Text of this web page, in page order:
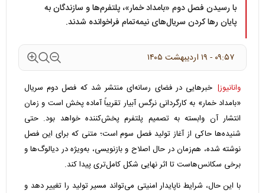
با رسیدن فصل دوم «بامداد خمار»، پلتفرم‌ها و سازندگان به
پایان رها کردن سریال‌های نیمه‌تمام فراخوانده شدند.
۰۹:۵۷ - ۱۹ ارديبهشت ۱۴۰۵
وانانیوز| خبرهایی در فضای رسانه‌ای منتشر شد که فصل دوم سریال
«بامداد خمار» به کارگردانی نرگس آبیار تقریباً آماده پخش است و زمان
انتشار آن وابسته به تصمیم پلتفرم پخش‌کننده خواهد بود. حتی
شنیده‌ها حاکی از آغاز تولید فصل سوم است؛ متنی که برای این فصل
نوشته شده، هم‌زمان در حال اصلاح و بازنویسی، به‌ویژه در دیالوگ‌ها و
برخی سکانس‌هاست تا اثر نهایی شکل کامل‌تری پیدا کند.
با این حال، شرایط ناپایدار امنیتی می‌تواند مسیر تولید را تغییر دهد و